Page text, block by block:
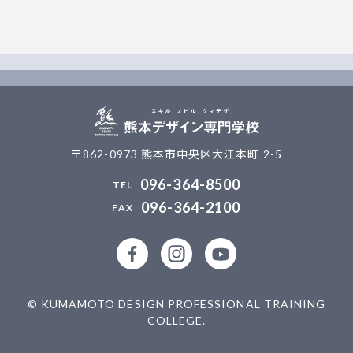
〒862-0973 熊本市中央区大江本町 2-5
096-364-8500
096-364-2100
公式facebookページ
公式Instagramアカウント
© KUMAMOTO DESIGN PROFESSIONAL TRAINING
COLLEGE.